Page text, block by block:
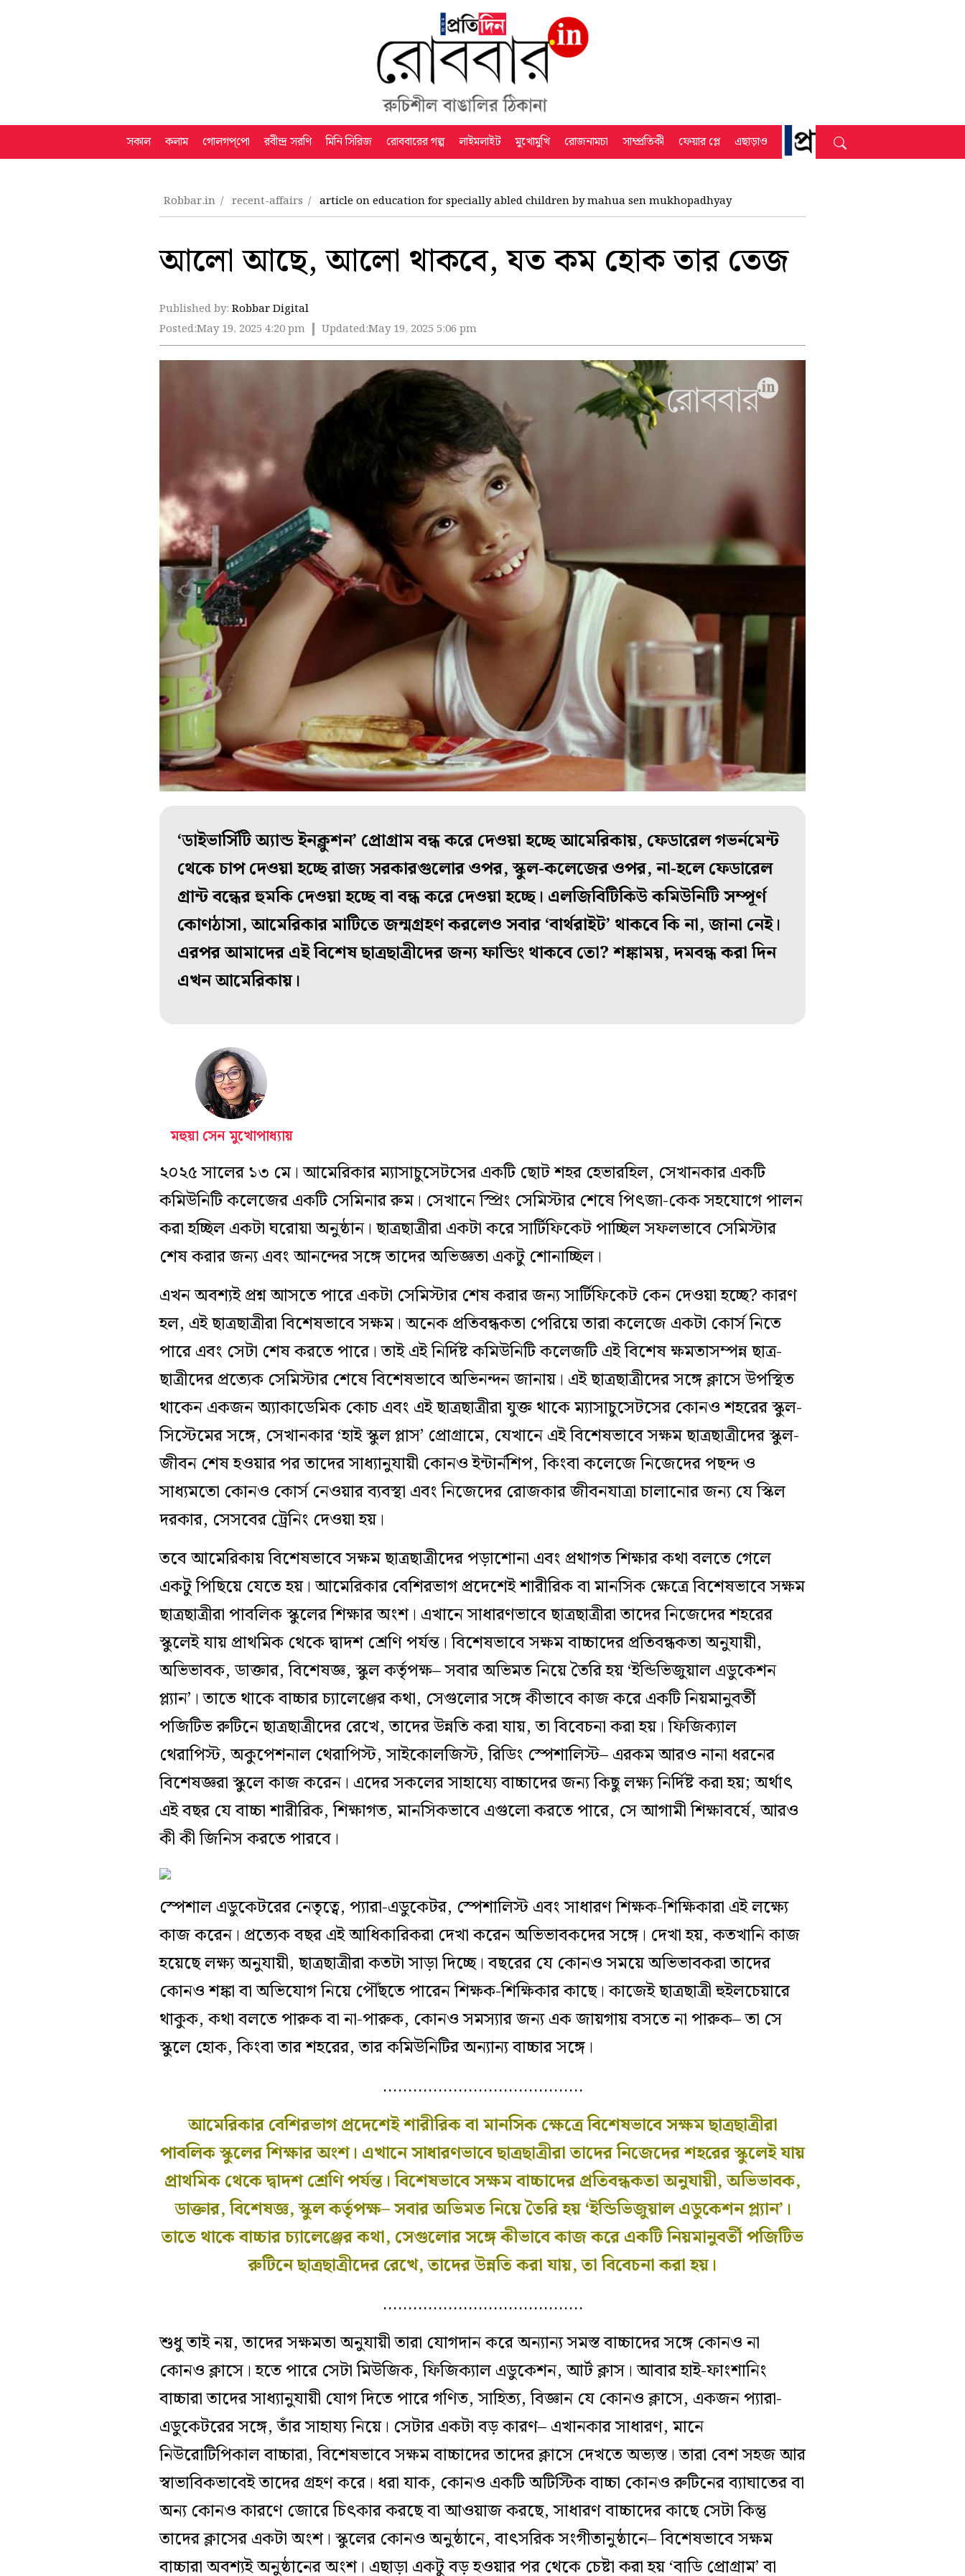
সকাল কলাম গোলগপ্‌পো রবীন্দ্র সরণি মিনি সিরিজ রোববারের গল্প লাইমলাইট মুখোমুখি রোজনামচা সাম্প্রতিকী ফেয়ার প্লে এছাড়াও
Robbar.in recent-affairs article on education for specially abled children by mahua sen mukhopadhyay
আলো আছে, আলো থাকবে, যত কম হোক তার তেজ
Published by: Robbar Digital
Posted:May 19, 2025 4:20 pm Updated:May 19, 2025 5:06 pm
‘ডাইভার্সিটি অ্যান্ড ইনক্লুশন’ প্রোগ্রাম বন্ধ করে দেওয়া হচ্ছে আমেরিকায়, ফেডারেল গভর্নমেন্ট
থেকে চাপ দেওয়া হচ্ছে রাজ্য সরকারগুলোর ওপর, স্কুল-কলেজের ওপর, না-হলে ফেডারেল
গ্রান্ট বন্ধের হুমকি দেওয়া হচ্ছে বা বন্ধ করে দেওয়া হচ্ছে। এলজিবিটিকিউ কমিউনিটি সম্পূর্ণ
কোণঠাসা, আমেরিকার মাটিতে জন্মগ্রহণ করলেও সবার ‘বার্থরাইট’ থাকবে কি না, জানা নেই।
এরপর আমাদের এই বিশেষ ছাত্রছাত্রীদের জন্য ফান্ডিং থাকবে তো? শঙ্কাময়, দমবন্ধ করা দিন
এখন আমেরিকায়।
মহুয়া সেন মুখোপাধ্যায়
২০২৫ সালের ১৩ মে। আমেরিকার ম্যাসাচুসেটসের একটি ছোট শহর হেভারহিল, সেখানকার একটি
কমিউনিটি কলেজের একটি সেমিনার রুম। সেখানে স্প্রিং সেমিস্টার শেষে পিৎজা-কেক সহযোগে পালন
করা হচ্ছিল একটা ঘরোয়া অনুষ্ঠান। ছাত্রছাত্রীরা একটা করে সার্টিফিকেট পাচ্ছিল সফলভাবে সেমিস্টার
শেষ করার জন্য এবং আনন্দের সঙ্গে তাদের অভিজ্ঞতা একটু শোনাচ্ছিল।
এখন অবশ্যই প্রশ্ন আসতে পারে একটা সেমিস্টার শেষ করার জন্য সার্টিফিকেট কেন দেওয়া হচ্ছে? কারণ
হল, এই ছাত্রছাত্রীরা বিশেষভাবে সক্ষম। অনেক প্রতিবন্ধকতা পেরিয়ে তারা কলেজে একটা কোর্স নিতে
পারে এবং সেটা শেষ করতে পারে। তাই এই নির্দিষ্ট কমিউনিটি কলেজটি এই বিশেষ ক্ষমতাসম্পন্ন ছাত্র-
ছাত্রীদের প্রত্যেক সেমিস্টার শেষে বিশেষভাবে অভিনন্দন জানায়। এই ছাত্রছাত্রীদের সঙ্গে ক্লাসে উপস্থিত
থাকেন একজন অ্যাকাডেমিক কোচ এবং এই ছাত্রছাত্রীরা যুক্ত থাকে ম্যাসাচুসেটসের কোনও শহরের স্কুল-
সিস্টেমের সঙ্গে, সেখানকার ‘হাই স্কুল প্লাস’ প্রোগ্রামে, যেখানে এই বিশেষভাবে সক্ষম ছাত্রছাত্রীদের স্কুল-
জীবন শেষ হওয়ার পর তাদের সাধ্যানুযায়ী কোনও ইন্টার্নশিপ, কিংবা কলেজে নিজেদের পছন্দ ও
সাধ্যমতো কোনও কোর্স নেওয়ার ব্যবস্থা এবং নিজেদের রোজকার জীবনযাত্রা চালানোর জন্য যে স্কিল
দরকার, সেসবের ট্রেনিং দেওয়া হয়।
তবে আমেরিকায় বিশেষভাবে সক্ষম ছাত্রছাত্রীদের পড়াশোনা এবং প্রথাগত শিক্ষার কথা বলতে গেলে
একটু পিছিয়ে যেতে হয়। আমেরিকার বেশিরভাগ প্রদেশেই শারীরিক বা মানসিক ক্ষেত্রে বিশেষভাবে সক্ষম
ছাত্রছাত্রীরা পাবলিক স্কুলের শিক্ষার অংশ। এখানে সাধারণভাবে ছাত্রছাত্রীরা তাদের নিজেদের শহরের
স্কুলেই যায় প্রাথমিক থেকে দ্বাদশ শ্রেণি পর্যন্ত। বিশেষভাবে সক্ষম বাচ্চাদের প্রতিবন্ধকতা অনুযায়ী,
অভিভাবক, ডাক্তার, বিশেষজ্ঞ, স্কুল কর্তৃপক্ষ– সবার অভিমত নিয়ে তৈরি হয় ‘ইন্ডিভিজুয়াল এডুকেশন
প্ল্যান’। তাতে থাকে বাচ্চার চ্যালেঞ্জের কথা, সেগুলোর সঙ্গে কীভাবে কাজ করে একটি নিয়মানুবর্তী
পজিটিভ রুটিনে ছাত্রছাত্রীদের রেখে, তাদের উন্নতি করা যায়, তা বিবেচনা করা হয়। ফিজিক্যাল
থেরাপিস্ট, অকুপেশনাল থেরাপিস্ট, সাইকোলজিস্ট, রিডিং স্পেশালিস্ট– এরকম আরও নানা ধরনের
বিশেষজ্ঞরা স্কুলে কাজ করেন। এদের সকলের সাহায্যে বাচ্চাদের জন্য কিছু লক্ষ্য নির্দিষ্ট করা হয়; অর্থাৎ
এই বছর যে বাচ্চা শারীরিক, শিক্ষাগত, মানসিকভাবে এগুলো করতে পারে, সে আগামী শিক্ষাবর্ষে, আরও
কী কী জিনিস করতে পারবে।
স্পেশাল এডুকেটরের নেতৃত্বে, প্যারা-এডুকেটর, স্পেশালিস্ট এবং সাধারণ শিক্ষক-শিক্ষিকারা এই লক্ষ্যে
কাজ করেন। প্রত্যেক বছর এই আধিকারিকরা দেখা করেন অভিভাবকদের সঙ্গে। দেখা হয়, কতখানি কাজ
হয়েছে লক্ষ্য অনুযায়ী, ছাত্রছাত্রীরা কতটা সাড়া দিচ্ছে। বছরের যে কোনও সময়ে অভিভাবকরা তাদের
কোনও শঙ্কা বা অভিযোগ নিয়ে পৌঁছতে পারেন শিক্ষক-শিক্ষিকার কাছে। কাজেই ছাত্রছাত্রী হুইলচেয়ারে
থাকুক, কথা বলতে পারুক বা না-পারুক, কোনও সমস্যার জন্য এক জায়গায় বসতে না পারুক– তা সে
স্কুলে হোক, কিংবা তার শহরের, তার কমিউনিটির অন্যান্য বাচ্চার সঙ্গে।
………………………………….
আমেরিকার বেশিরভাগ প্রদেশেই শারীরিক বা মানসিক ক্ষেত্রে বিশেষভাবে সক্ষম ছাত্রছাত্রীরা
পাবলিক স্কুলের শিক্ষার অংশ। এখানে সাধারণভাবে ছাত্রছাত্রীরা তাদের নিজেদের শহরের স্কুলেই যায়
প্রাথমিক থেকে দ্বাদশ শ্রেণি পর্যন্ত। বিশেষভাবে সক্ষম বাচ্চাদের প্রতিবন্ধকতা অনুযায়ী, অভিভাবক,
ডাক্তার, বিশেষজ্ঞ, স্কুল কর্তৃপক্ষ– সবার অভিমত নিয়ে তৈরি হয় ‘ইন্ডিভিজুয়াল এডুকেশন প্ল্যান’।
তাতে থাকে বাচ্চার চ্যালেঞ্জের কথা, সেগুলোর সঙ্গে কীভাবে কাজ করে একটি নিয়মানুবর্তী পজিটিভ
রুটিনে ছাত্রছাত্রীদের রেখে, তাদের উন্নতি করা যায়, তা বিবেচনা করা হয়।
………………………………….
শুধু তাই নয়, তাদের সক্ষমতা অনুযায়ী তারা যোগদান করে অন্যান্য সমস্ত বাচ্চাদের সঙ্গে কোনও না
কোনও ক্লাসে। হতে পারে সেটা মিউজিক, ফিজিক্যাল এডুকেশন, আর্ট ক্লাস। আবার হাই-ফাংশানিং
বাচ্চারা তাদের সাধ্যানুযায়ী যোগ দিতে পারে গণিত, সাহিত্য, বিজ্ঞান যে কোনও ক্লাসে, একজন প্যারা-
এডুকেটরের সঙ্গে, তাঁর সাহায্য নিয়ে। সেটার একটা বড় কারণ– এখানকার সাধারণ, মানে
নিউরোটিপিকাল বাচ্চারা, বিশেষভাবে সক্ষম বাচ্চাদের তাদের ক্লাসে দেখতে অভ্যস্ত। তারা বেশ সহজ আর
স্বাভাবিকভাবেই তাদের গ্রহণ করে। ধরা যাক, কোনও একটি অটিস্টিক বাচ্চা কোনও রুটিনের ব্যাঘাতের বা
অন্য কোনও কারণে জোরে চিৎকার করছে বা আওয়াজ করছে, সাধারণ বাচ্চাদের কাছে সেটা কিন্তু
তাদের ক্লাসের একটা অংশ। স্কুলের কোনও অনুষ্ঠানে, বাৎসরিক সংগীতানুষ্ঠানে– বিশেষভাবে সক্ষম
বাচ্চারা অবশ্যই অনুষ্ঠানের অংশ। এছাড়া একটু বড় হওয়ার পর থেকে চেষ্টা করা হয় ‘বাডি প্রোগ্রাম’ বা